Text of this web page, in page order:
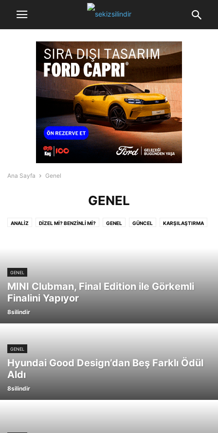
Ana Sayfa Genel
GENEL
ANALİZ DİZEL Mİ? BENZİNLİ Mİ? GENEL GÜNCEL KARŞILAŞTIRMA
GENEL
MINI Clubman, Final Edition ile Görkemli
Finalini Yapıyor
8silindir
GENEL
Hyundai Good Design’dan Beş Farklı Ödül
Aldı
8silindir